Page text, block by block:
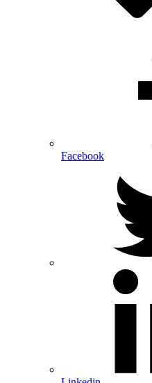
Facebook